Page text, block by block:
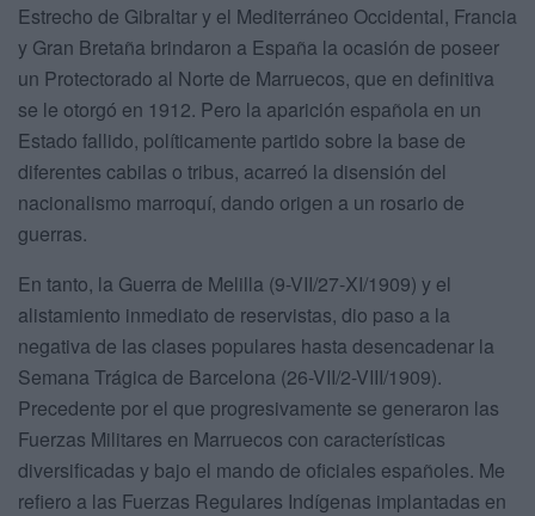
Estrecho de Gibraltar y el Mediterráneo Occidental, Francia
y Gran Bretaña brindaron a España la ocasión de poseer
un Protectorado al Norte de Marruecos, que en definitiva
se le otorgó en 1912. Pero la aparición española en un
Estado fallido, políticamente partido sobre la base de
diferentes cabilas o tribus, acarreó la disensión del
nacionalismo marroquí, dando origen a un rosario de
guerras.
En tanto, la Guerra de Melilla (9-VII/27-XI/1909) y el
alistamiento inmediato de reservistas, dio paso a la
negativa de las clases populares hasta desencadenar la
Semana Trágica de Barcelona (26-VII/2-VIII/1909).
Precedente por el que progresivamente se generaron las
Fuerzas Militares en Marruecos con características
diversificadas y bajo el mando de oficiales españoles. Me
refiero a las Fuerzas Regulares Indígenas implantadas en